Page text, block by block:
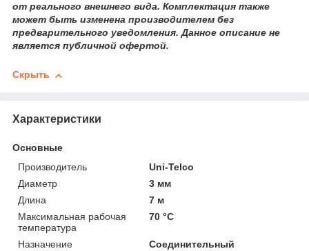
от реального внешнего вида. Комплектация также
может быть изменена производителем без
предварительного уведомления. Данное описание не
является публичной офертой.
Скрыть
Характеристики
Основные
Производитель
Uni-Telco
Диаметр
3 мм
Длина
7 м
Максимальная рабочая
температура
70 °С
Назначение
Соединительный